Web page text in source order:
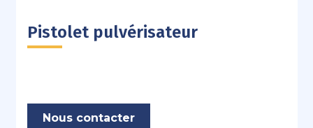
Pistolet pulvérisateur
Nous contacter